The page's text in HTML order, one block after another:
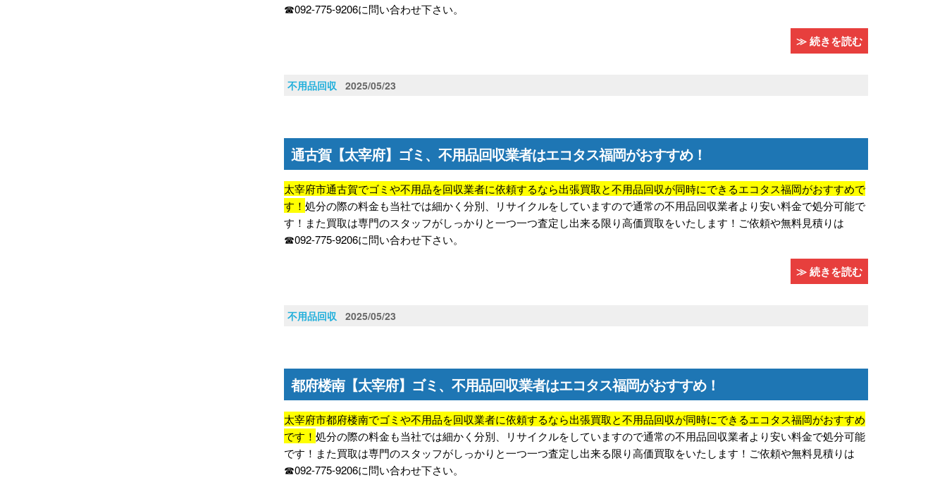
☎092-775-9206に問い合わせ下さい。
≫ 続きを読む
不用品回収 2025/05/23
通古賀【太宰府】ゴミ、不用品回収業者はエコタス福岡がおすすめ！
太宰府市通古賀でゴミや不用品を回収業者に依頼するなら出張買取と不用品回収が同時にできるエコタス福岡がおすすめで
す！処分の際の料金も当社では細かく分別、リサイクルをしていますので通常の不用品回収業者より安い料金で処分可能で
す！また買取は専門のスタッフがしっかりと一つ一つ査定し出来る限り高価買取をいたします！ご依頼や無料見積りは
☎092-775-9206に問い合わせ下さい。
≫ 続きを読む
不用品回収 2025/05/23
都府楼南【太宰府】ゴミ、不用品回収業者はエコタス福岡がおすすめ！
太宰府市都府楼南でゴミや不用品を回収業者に依頼するなら出張買取と不用品回収が同時にできるエコタス福岡がおすすめ
です！処分の際の料金も当社では細かく分別、リサイクルをしていますので通常の不用品回収業者より安い料金で処分可能
です！また買取は専門のスタッフがしっかりと一つ一つ査定し出来る限り高価買取をいたします！ご依頼や無料見積りは
☎092-775-9206に問い合わせ下さい。